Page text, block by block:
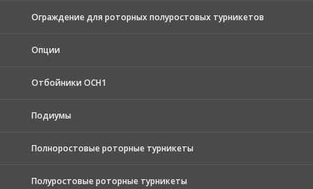
Ограждение для роторных полуростовых турникетов
Опции
Отбойники ОСН1
Подиумы
Полноростовые роторные турникеты
Полуростовые роторные турникеты